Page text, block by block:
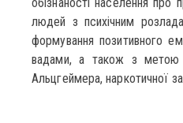
людей з психічним
формування позитивного
вадами, а також з метою
Альцгеймера, наркотичної